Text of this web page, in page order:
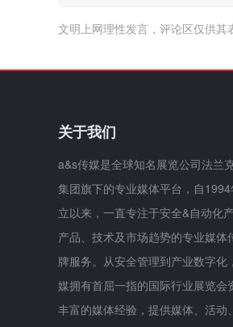
文明上网理性发言，评论区仅供其
关于我们
a&s传媒是全球知名展览公司法兰
集团旗下的专业媒体平台，自
立以来，一直专注于安全&自动化
产品、技术及市场趋势的专业媒体
牌服务。从安全管理到产业数字化
媒拥有首屈一指的国际行业展览会
丰富的媒体经验，提供媒体、活动